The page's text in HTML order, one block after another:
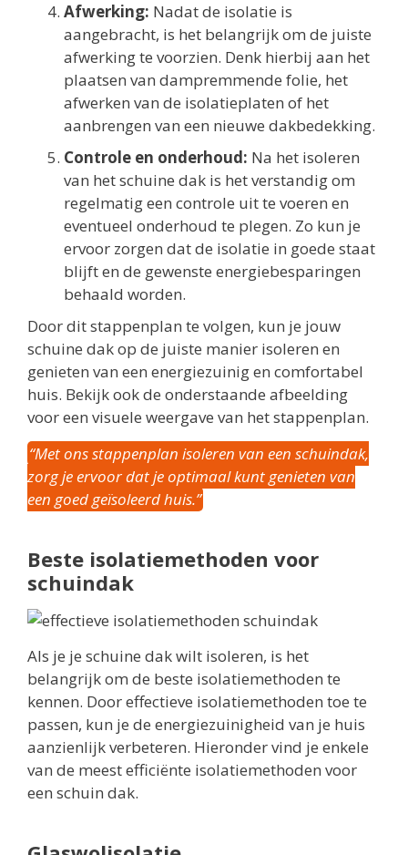
Afwerking: Nadat de isolatie is
aangebracht, is het belangrijk om de juiste
afwerking te voorzien. Denk hierbij aan het
plaatsen van dampremmende folie, het
afwerken van de isolatieplaten of het
aanbrengen van een nieuwe dakbedekking.
Controle en onderhoud: Na het isoleren
van het schuine dak is het verstandig om
regelmatig een controle uit te voeren en
eventueel onderhoud te plegen. Zo kun je
ervoor zorgen dat de isolatie in goede staat
blijft en de gewenste energiebesparingen
behaald worden.
Door dit stappenplan te volgen, kun je jouw
schuine dak op de juiste manier isoleren en
genieten van een energiezuinig en comfortabel
huis. Bekijk ook de onderstaande afbeelding
voor een visuele weergave van het stappenplan.
“Met ons stappenplan isoleren van een schuindak,
zorg je ervoor dat je optimaal kunt genieten van
een goed geïsoleerd huis.”
Beste isolatiemethoden voor
schuindak
Als je je schuine dak wilt isoleren, is het
belangrijk om de beste isolatiemethoden te
kennen. Door effectieve isolatiemethoden toe te
passen, kun je de energiezuinigheid van je huis
aanzienlijk verbeteren. Hieronder vind je enkele
van de meest efficiënte isolatiemethoden voor
een schuin dak.